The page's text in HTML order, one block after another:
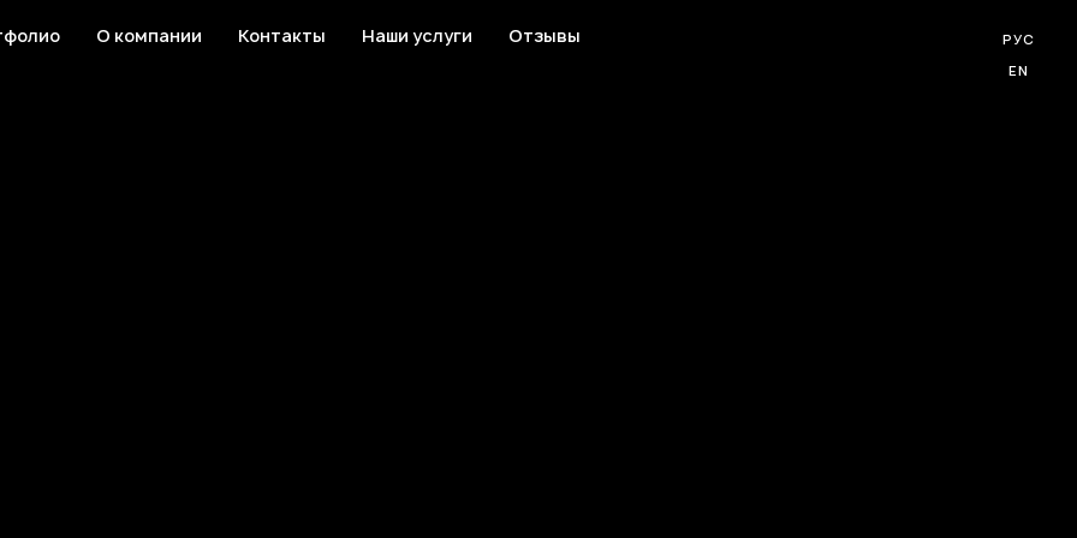
О компании Контакты Наши услуги Отзывы
РУС
EN